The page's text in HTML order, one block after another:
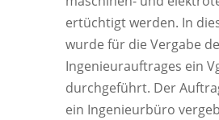
ertüchtigt werden. In
wurde für die Vergabe
Ingenieurauftrages ein
durchgeführt. Der
ein Ingenieurbüro